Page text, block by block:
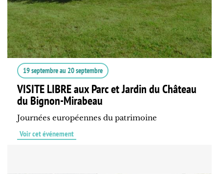
19 septembreau 20 septembre
VISITE LIBRE aux Parc et Jardin du Château
du Bignon-Mirabeau
Journées européennes du patrimoine
Voir cet événement